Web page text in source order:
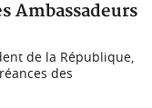
Ambassadeurs
de la République,
des